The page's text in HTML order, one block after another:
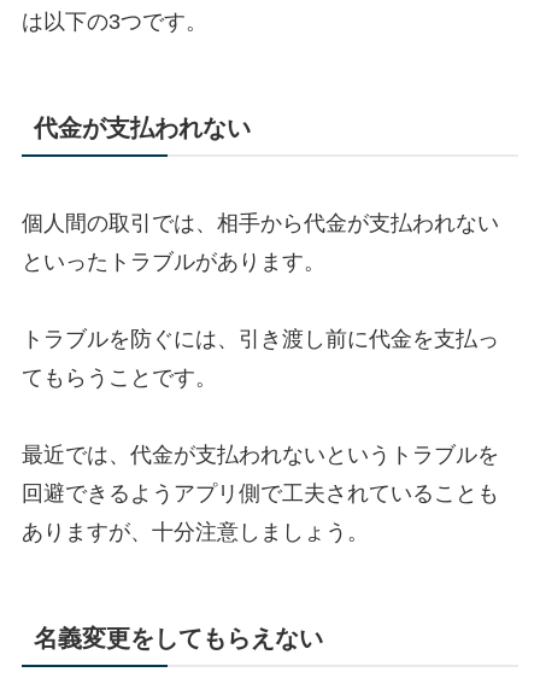
は以下の3つです。
代金が支払われない
個人間の取引では、相手から代金が支払われない
といったトラブルがあります。
トラブルを防ぐには、引き渡し前に代金を支払っ
てもらうことです。
最近では、代金が支払われないというトラブルを
回避できるようアプリ側で工夫されていることも
ありますが、十分注意しましょう。
名義変更をしてもらえない